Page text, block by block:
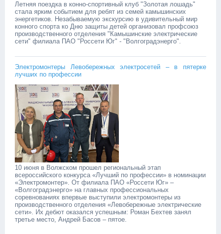
Летняя поездка в конно-спортивный клуб "Золотая лошадь"
стала ярким событием для ребят из семей камышинских
энергетиков. Незабываемую экскурсию в удивительный мир
конного спорта ко Дню защиты детей организовал профсоюз
производственного отделения "Камышинские электрические
сети" филиала ПАО "Россети Юг" - "Волгоградэнерго". ‎
Электромонтеры Левобережных электросетей – в пятерке
лучших по профессии
10 июня в Волжском прошел региональный этап
всероссийского конкурса «Лучший по профессии» в номинации
«Электромонтер». От филиала ПАО «Россети Юг» –
«Волгоградэнерго» на главных профессиональных
соревнованиях впервые выступили электромонтеры из
производственного отделения «Левобережные электрические
сети». Их дебют оказался успешным: Роман Бехтев занял
третье место, Андрей Басов – пятое.